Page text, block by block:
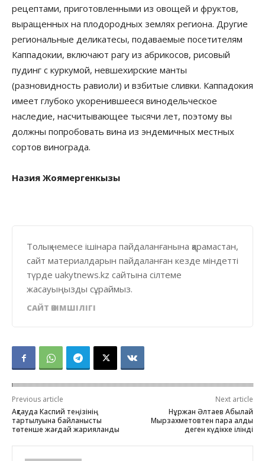
рецептами, приготовленными из овощей и фруктов,
выращенных на плодородных землях региона. Другие
региональные деликатесы, подаваемые посетителям
Каппадокии, включают рагу из абрикосов, рисовый
пудинг с куркумой, невшехирские манты
(разновидность равиоли) и взбитые сливки. Каппадокия
имеет глубоко укоренившееся винодельческое
наследие, насчитывающее тысячи лет, поэтому вы
должны попробовать вина из эндемичных местных
сортов винограда.
Назия Жоямергенкызы
Толық немесе ішінара пайдаланғанына қарамастан,
сайт материалдарын пайдаланған кезде міндетті
түрде uakytnews.kz сайтына сілтеме
жасауыңызды сұраймыз.
САЙТ ӘКІМШІЛІГІ
Previous article
Ақтауда Каспий теңізінің
тартылуына байланысты
төтенше жағдай жарияланды
Next article
Нұржан Әлтаев Абылай
Мырзахметовтен пара алды
деген күдікке ілінді